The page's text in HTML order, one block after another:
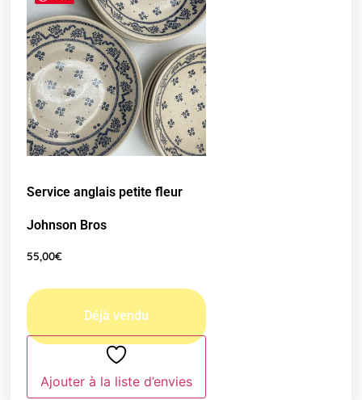
Service anglais petite fleur
Johnson Bros
55,00€
Ajouter à la liste d’envies